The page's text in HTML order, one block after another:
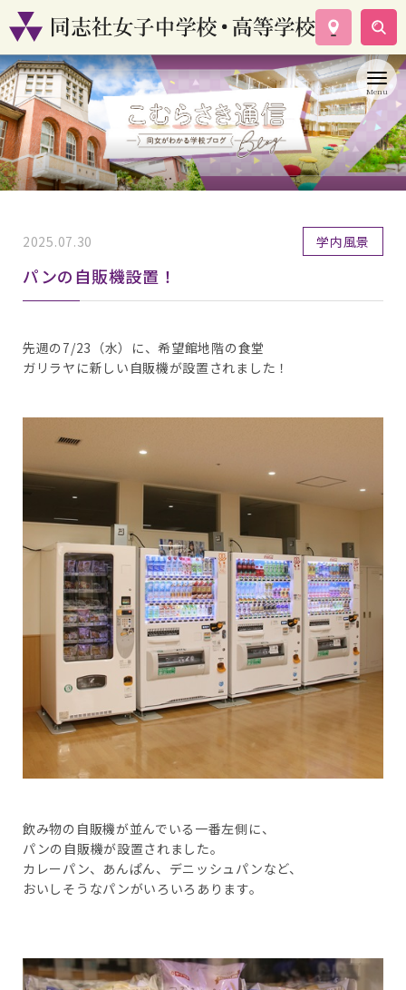
学校案内
コース紹介
学校生活
入試情報
資料請求
2025.07.30 学内風景
パンの自販機設置！
先週の7/23（水）に、希望館地階の食堂
ガリラヤに新しい自販機が設置されました！
飲み物の自販機が並んでいる一番左側に、
パンの自販機が設置されました。
カレーパン、あんぱん、デニッシュパンなど、
おいしそうなパンがいろいろあります。